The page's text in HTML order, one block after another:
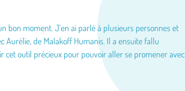
bon moment. J’en ai parlé à plusieurs personnes et
Aurélie, de Malakoff Humanis. Il a ensuite fallu
cet outil précieux pour pouvoir aller se promener avec